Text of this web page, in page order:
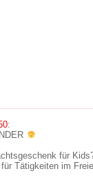
:
für
Tätigkeiten im